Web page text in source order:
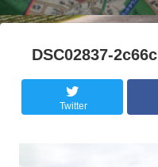
DSC02837-2c66c
Twitter